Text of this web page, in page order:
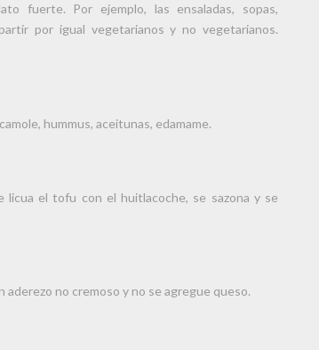
fuerte. Por ejemplo, las ensaladas, sopas,
por igual vegetarianos y no vegetarianos.
hummus, aceitunas, edamame.
licua el tofu con el huitlacoche, se sazona y se
no cremoso y no se agregue queso.